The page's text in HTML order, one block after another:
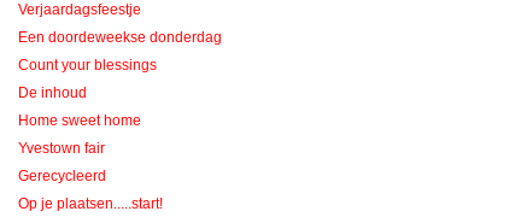
Verjaardagsfeestje
Een doordeweekse donderdag
Count your blessings
De inhoud
Home sweet home
Yvestown fair
Gerecycleerd
Op je plaatsen.....start!